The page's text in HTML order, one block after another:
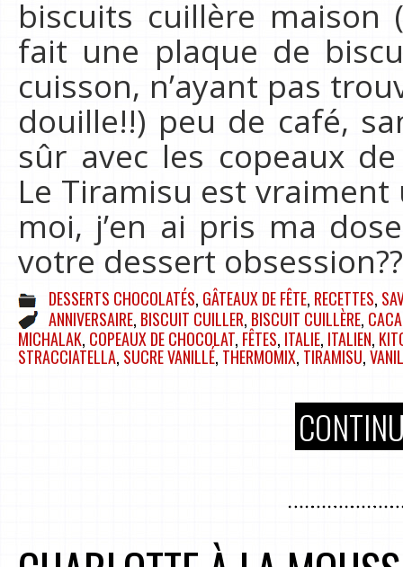
biscuits cuillère maison
fait une plaque de
cuisson, n’ayant pas
douille!!) peu de café,
sûr avec les copeaux
Le Tiramisu est
moi, j’en ai pris ma
votre dessert
DESSERTS CHOCOLATÉS, GÂTEAUX DE FÊTE, RECETTES,
ANNIVERSAIRE, BISCUIT CUILLER, BISCUIT CUILLÈRE,
MICHALAK, COPEAUX DE CHOCOLAT, FÊTES, ITALIE, ITALIEN,
STRACCIATELLA, SUCRE VANILLÉ, THERMOMIX, TIRAMISU,